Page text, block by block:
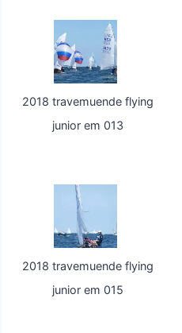
2018 travemuende flying
junior em 013
2018 travemuende flying
junior em 015